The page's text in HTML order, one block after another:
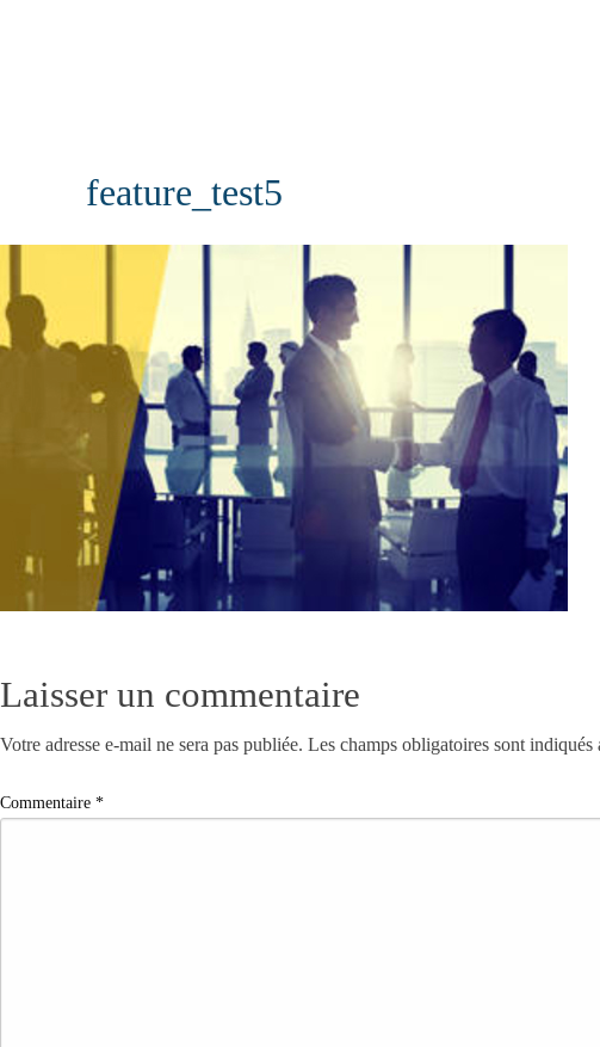
feature_test5
Laisser un commentaire
Votre adresse e-mail ne sera pas publiée. Les champs obligatoires sont indiqués
Commentaire *